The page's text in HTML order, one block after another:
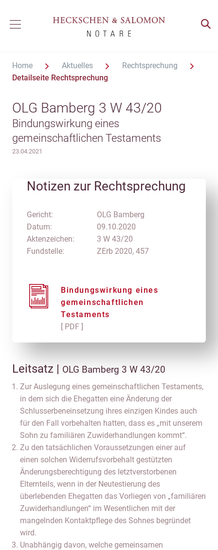
Home Aktuelles
Rechtsprechung
Detailseite Rechtsprechung
OLG Bamberg 3 W 43/20
Bindungswirkung eines
gemeinschaftlichen Testaments
23.04.2021
Notizen zur Rechtsprechung
Gericht:
Datum:
Aktenzeichen:
Fundstelle:
OLG Bamberg
09.10.2020
3 W 43/20
ZErb 2020, 457
Bindungswirkung eines
gemeinschaftlichen
Testaments
[ PDF ]
Leitsatz | OLG Bamberg 3 W 43/20
Zur Auslegung eines gemeinschaftlichen Testaments,
in dem sich die Ehegatten eine Änderung der
Schlusserbeneinsetzung ihres einzigen Kindes auch
für den Fall vorbehalten hatten, dass es „mit unserem
Sohn zu familiären Zuwiderhandlungen kommt“.
Zu den tatsächlichen Voraussetzungen einer auf
einen solchen Widerrufsvorbehalt gestützten
Änderungsberechtigung des letztverstorbenen
Elternteils, wenn in der Neutestierung des
überlebenden Ehegatten das Vorliegen von „familiären
Zuwiderhandlungen“ im Wesentlichen mit der
mangelnden Kontaktpflege des Sohnes begründet
wird.
Unabhängig davon, welche gemeinsamen